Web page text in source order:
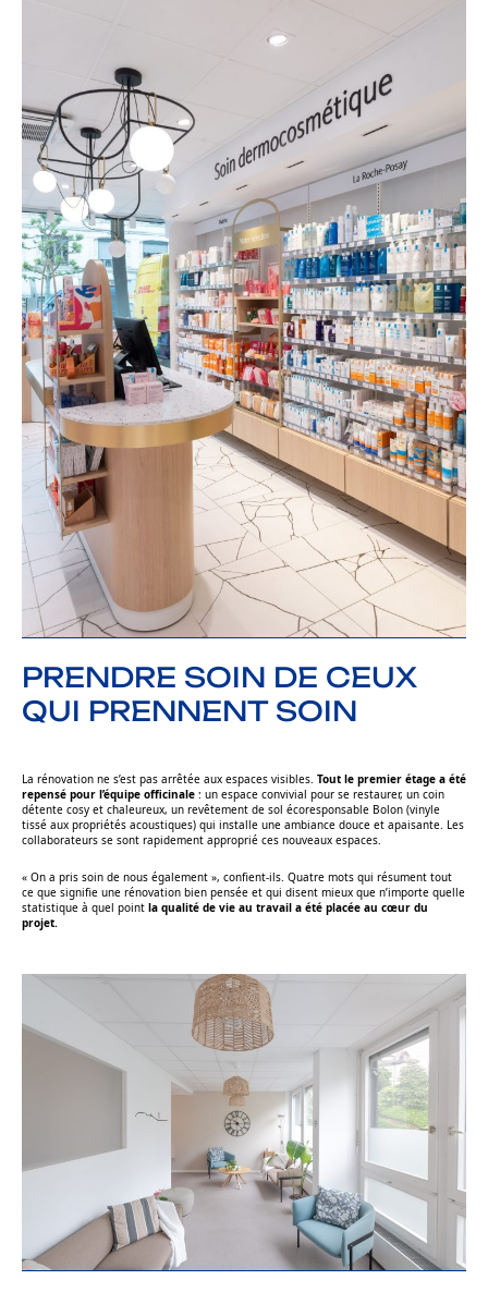
PRENDRE SOIN DE CEUX
QUI PRENNENT SOIN
La rénovation ne s’est pas arrêtée aux espaces visibles. Tout le premier étage a été
repensé pour l’équipe officinale : un espace convivial pour se restaurer, un coin
détente cosy et chaleureux, un revêtement de sol écoresponsable Bolon (vinyle
tissé aux propriétés acoustiques) qui installe une ambiance douce et apaisante. Les
collaborateurs se sont rapidement approprié ces nouveaux espaces.
« On a pris soin de nous également », confient-ils. Quatre mots qui résument tout
ce que signifie une rénovation bien pensée et qui disent mieux que n’importe quelle
statistique à quel point la qualité de vie au travail a été placée au cœur du
projet.